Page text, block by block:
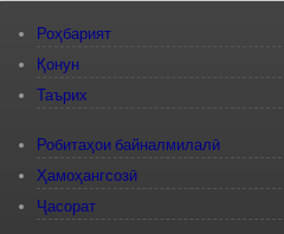
Роҳбарият
Қонун
Таърих
Робитаҳои байналмилалӣ
Ҳамоҳангсозӣ
Ҷасорат